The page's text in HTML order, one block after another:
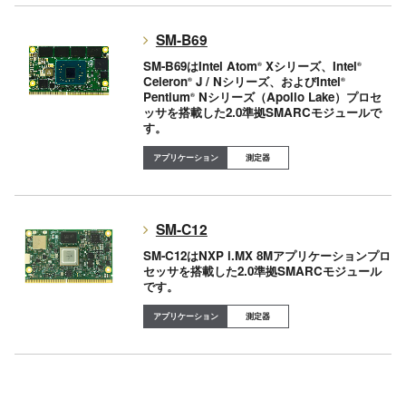
SM-B69
SM-B69はIntel Atom®Xシリーズ、Intel®
Celeron®J / Nシリーズ、およびIntel®
Pentium®Nシリーズ（Apollo Lake）プロセ
ッサを搭載した2.0準拠SMARCモジュールで
す。
測定器
SM-C12
SM-C12はNXP i.MX 8Mアプリケーションプロ
セッサを搭載した2.0準拠SMARCモジュール
です。
測定器